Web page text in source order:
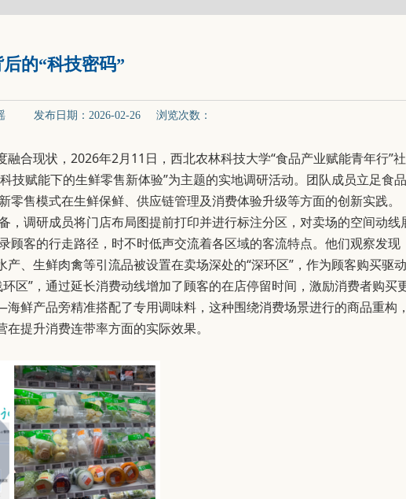
的“科技密码”
瑶 发布日期：2026-02-26 浏览次数：
合现状，2026年2月11日，西北农林科技大学“食品产业赋能青年行”社
赋能下的生鲜零售新体验”为主题的实地调研活动。团队成员立足食品
售模式在生鲜保鲜、供应链管理及消费体验升级等方面的创新实践。
调研成员将门店布局图提前打印并进行标注分区，对卖场的空间动线
客的行走路径，时不时低声交流着各区域的客流特点。他们观察发现
、生鲜肉禽等引流品被设置在卖场深处的“深环区”，作为顾客购买驱
区”，通过延长消费动线增加了顾客的在店停留时间，激励消费者购买
鲜产品旁精准搭配了专用调味料，这种围绕消费场景进行的商品重构
提升消费连带率方面的实际效果。